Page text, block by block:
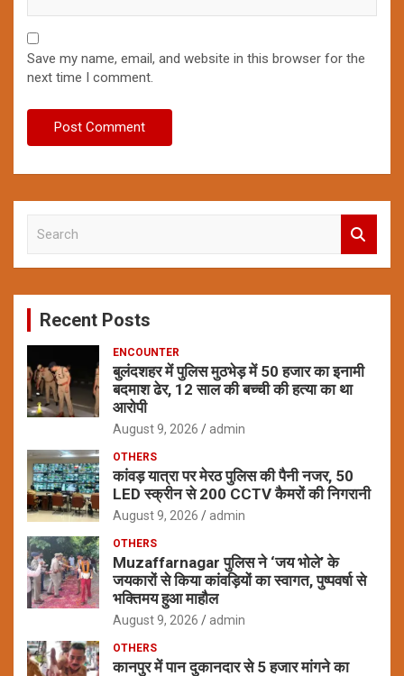
Save my name, email, and website in this browser for the
next time I comment.
c
Recent Posts
ENCOUNTER
बुलंदशहर में पुलिस मुठभेड़ में 50 हजार का इनामी
बदमाश ढेर, 12 साल की बच्ची की हत्या का था
आरोपी
August 9, 2026 admin
OTHERS
कांवड़ यात्रा पर मेरठ पुलिस की पैनी नजर, 50
LED स्क्रीन से 200 CCTV कैमरों की निगरानी
August 9, 2026 admin
OTHERS
Muzaffarnagar पुलिस ने ‘जय भोले’ के
जयकारों से किया कांवड़ियों का स्वागत, पुष्पवर्षा से
भक्तिमय हुआ माहौल
August 9, 2026 admin
OTHERS
कानपुर में पान दुकानदार से 5 हजार मांगने का